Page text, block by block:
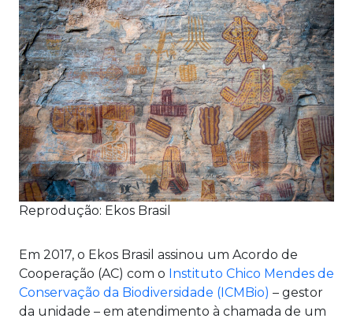
Reprodução: Ekos Brasil
Em 2017, o Ekos Brasil assinou um Acordo de
Cooperação (AC) com o Instituto Chico Mendes de
Conservação da Biodiversidade (ICMBio) – gestor
da unidade – em atendimento à chamada de um